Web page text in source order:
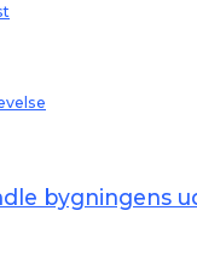
bygningens